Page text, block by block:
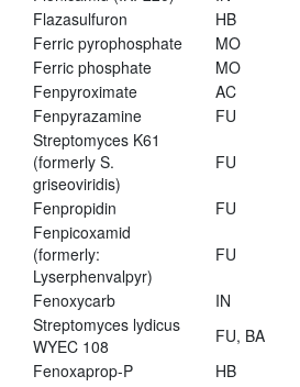
Flazasulfuron
HB
Ferric pyrophosphate
MO
Ferric phosphate
MO
Fenpyroximate
AC
Fenpyrazamine
FU
Streptomyces K61
(formerly S.
griseoviridis)
FU
Fenpropidin FU
Fenpicoxamid
(formerly:
Lyserphenvalpyr)
FU
Fenoxycarb IN
Streptomyces lydicus
WYEC 108
FU, BA
Fenoxaprop-P
HB